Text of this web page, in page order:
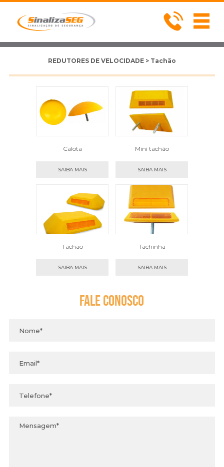
REDUTORES DE VELOCIDADE > Tachão
Calota
SAIBA MAIS
Mini tachão
SAIBA MAIS
Tachão
SAIBA MAIS
Tachinha
SAIBA MAIS
FaleConosco